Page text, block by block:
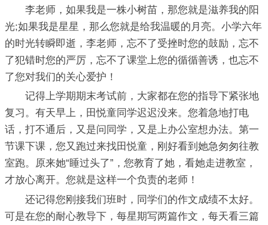
李老师，如果我是一株小树苗，那您就是滋养我的阳
光;如果我是星星，那么您就是给我温暖的月亮。小学六年
的时光转瞬即逝，李老师，忘不了受挫时您的鼓励，忘不
了犯错时您的严厉，忘不了课堂上您的循循善诱，也忘不
了您对我们的关心爱护！
记得上学期期末考试前，大家都在您的指导下紧张地
复习。有天早上，田悦童同学迟迟没来。您着急地打电
话，打不通后，又是问同学，又是上办公室想办法。第一
节课下课，您又跑过来找田悦童，刚好看到她急匆匆往教
室跑。原来她“睡过头了”，您教育了她，看她走进教室，
才放心离开。您就是这样一个负责的老师！
还记得您刚接我们班时，同学们的作文成绩不太好。
可是在您的耐心教导下，每星期写两篇作文，每天看三篇